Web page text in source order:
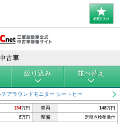
古車
絞り込み 並べ替え
アラウンドモニター シートヒー
154万円 車両 148万円
6万円 整備 定期点検整備付